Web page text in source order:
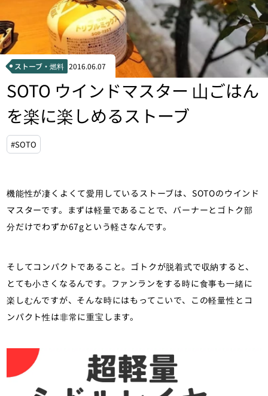
ストーブ・燃料 2016.06.07
SOTO ウインドマスター 山ごはん
を楽に楽しめるストーブ
#SOTO
機能性が凄くよくて愛用しているストーブは、SOTOのウインド
マスターです。まずは軽量であることで、バーナーとゴトク部
分だけでわずか67gという軽さなんです。
そしてコンパクトであること。ゴトクが脱着式で収納すると、
とても小さくなるんです。ファンランをする時に食事も一緒に
楽しむんですが、そんな時にはもってこいで、この軽量性とコ
ンパクト性は非常に重宝します。